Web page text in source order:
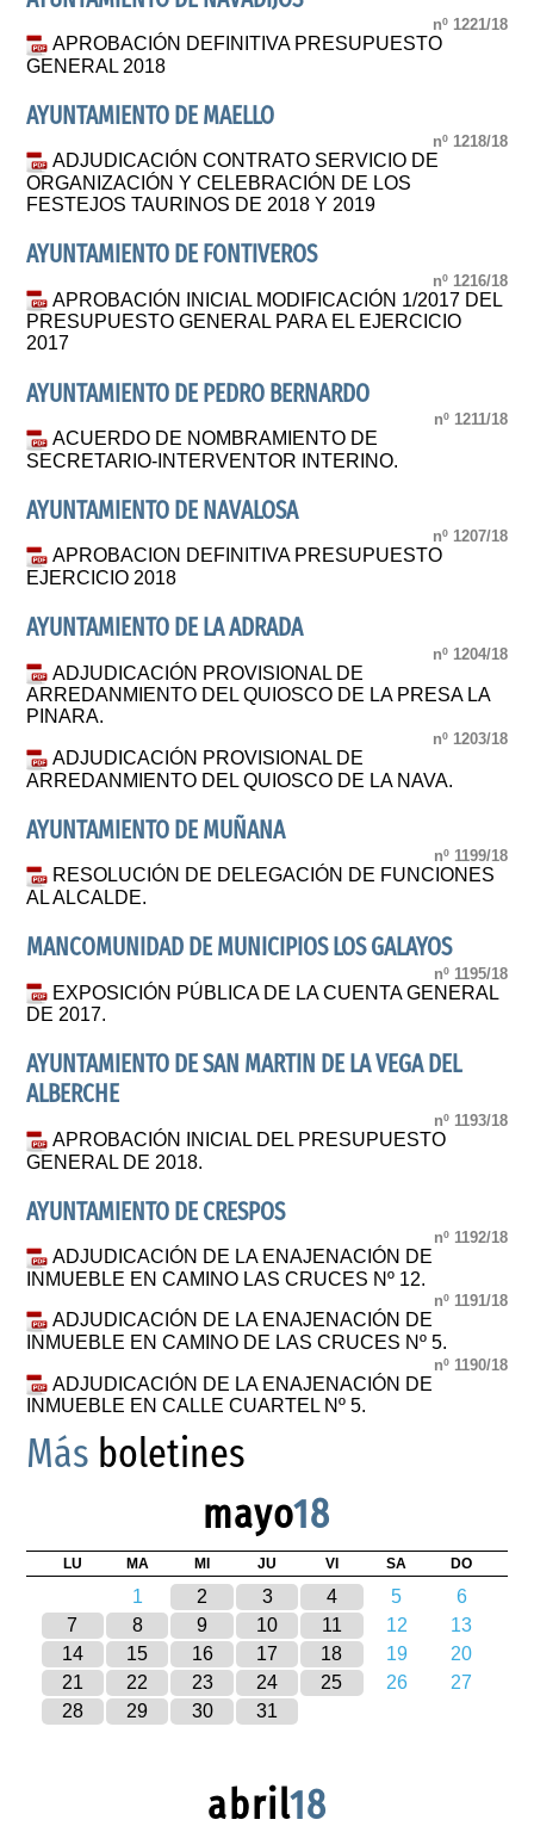
nº 1221/18
APROBACIÓN DEFINITIVA PRESUPUESTO
GENERAL 2018
AYUNTAMIENTO DE MAELLO
nº 1218/18
ADJUDICACIÓN CONTRATO SERVICIO DE
ORGANIZACIÓN Y CELEBRACIÓN DE LOS
FESTEJOS TAURINOS DE 2018 Y 2019
AYUNTAMIENTO DE FONTIVEROS
nº 1216/18
APROBACIÓN INICIAL MODIFICACIÓN 1/2017 DEL
PRESUPUESTO GENERAL PARA EL EJERCICIO
2017
AYUNTAMIENTO DE PEDRO BERNARDO
nº 1211/18
ACUERDO DE NOMBRAMIENTO DE
SECRETARIO-INTERVENTOR INTERINO.
AYUNTAMIENTO DE NAVALOSA
nº 1207/18
APROBACION DEFINITIVA PRESUPUESTO
EJERCICIO 2018
AYUNTAMIENTO DE LA ADRADA
nº 1204/18
ADJUDICACIÓN PROVISIONAL DE
ARREDANMIENTO DEL QUIOSCO DE LA PRESA LA
PINARA.
nº 1203/18
ADJUDICACIÓN PROVISIONAL DE
ARREDANMIENTO DEL QUIOSCO DE LA NAVA.
AYUNTAMIENTO DE MUÑANA
nº 1199/18
RESOLUCIÓN DE DELEGACIÓN DE FUNCIONES
AL ALCALDE.
MANCOMUNIDAD DE MUNICIPIOS LOS GALAYOS
nº 1195/18
EXPOSICIÓN PÚBLICA DE LA CUENTA GENERAL
DE 2017.
AYUNTAMIENTO DE SAN MARTIN DE LA VEGA DEL
ALBERCHE
nº 1193/18
APROBACIÓN INICIAL DEL PRESUPUESTO
GENERAL DE 2018.
AYUNTAMIENTO DE CRESPOS
nº 1192/18
ADJUDICACIÓN DE LA ENAJENACIÓN DE
INMUEBLE EN CAMINO LAS CRUCES Nº 12.
nº 1191/18
ADJUDICACIÓN DE LA ENAJENACIÓN DE
INMUEBLE EN CAMINO DE LAS CRUCES Nº 5.
nº 1190/18
ADJUDICACIÓN DE LA ENAJENACIÓN DE
INMUEBLE EN CALLE CUARTEL Nº 5.
Más boletines
mayo18
LU MA MI JU VI SA DO
1 2 3 4 5
6
7
8 9 10 11 12
13
14
15 16 17 18 19
20
21
22 23 24 25 26
27
28
29 30 31
abril18